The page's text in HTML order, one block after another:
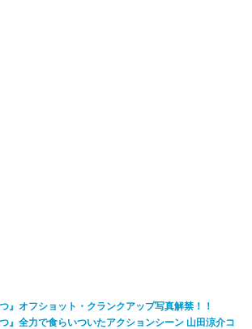
』オフショット・クランクアップ写真解禁！！
』全力で食らいついたアクションシーン 山田涼介コ